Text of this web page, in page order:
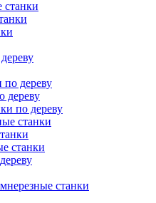
по дереву
дереву
по дереву
станки
станки
станки